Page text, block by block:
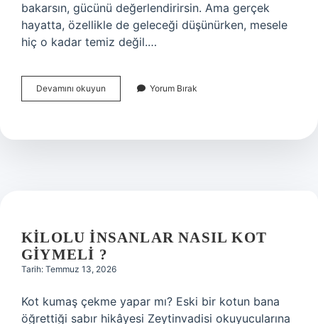
bakarsın, gücünü değerlendirirsin. Ama gerçek
hayatta, özellikle de geleceği düşünürken, mesele
hiç o kadar temiz değil.…
Devamını okuyun Korelasyon
analizi
yorumlanır
Yorum Bırak
KILOLU INSANLAR NASIL KOT
GIYMELI ?
Tarih: Temmuz 13, 2026
Kot kumaş çekme yapar mı? Eski bir kotun bana
öğrettiği sabır hikâyesi Zeytinvadisi okuyucularına